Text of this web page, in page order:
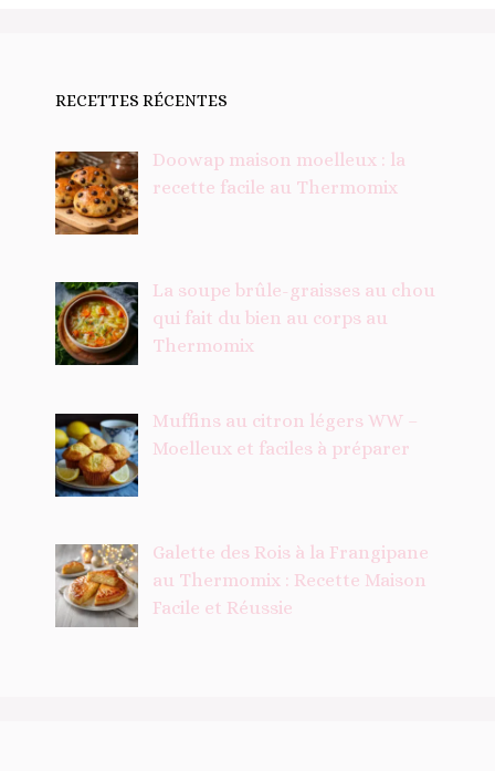
RECETTES RÉCENTES
Doowap maison moelleux : la
recette facile au Thermomix
La soupe brûle-graisses au chou
qui fait du bien au corps au
Thermomix
Muffins au citron légers WW –
Moelleux et faciles à préparer
Galette des Rois à la Frangipane
au Thermomix : Recette Maison
Facile et Réussie